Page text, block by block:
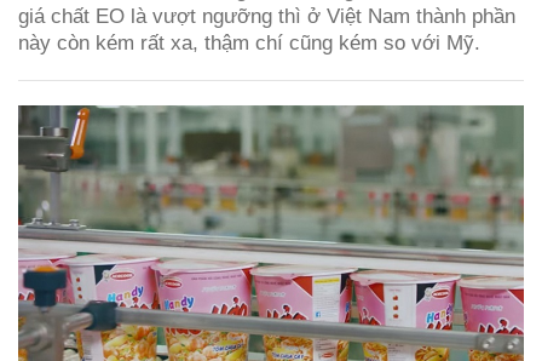
giá chất EO là vượt ngưỡng thì ở Việt Nam thành phần
này còn kém rất xa, thậm chí cũng kém so với Mỹ.